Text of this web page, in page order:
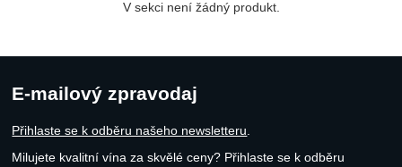
V sekci není žádný produkt.
E-mailový zpravodaj
Přihlaste se k odběru našeho newsletteru
Milujete kvalitní vína za skvělé ceny? Přihlaste se k odběru